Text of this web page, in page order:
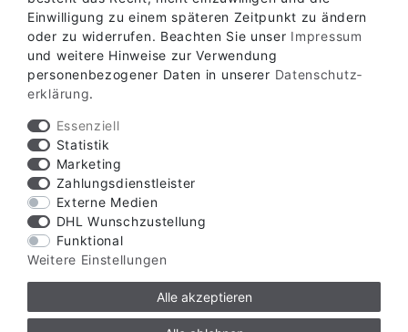
Verfügbare Zahlungsarten
Verfügbare Versandarten
© Copyright 2026 | Alle Rechte vorbehalten.
Einwilligung zu einem späteren Zeitpunkt zu ändern
oder zu widerrufen. Beachten Sie unser Impressum
und weitere Hinweise zur Verwendung
personenbezogener Daten in unserer Daten­schutz­
erklärung.
Essenziell
Statistik
Marketing
Zahlungsdienstleister
Externe Medien
DHL Wunschzustellung
Funktional
Weitere Einstellungen
Alle akzeptieren